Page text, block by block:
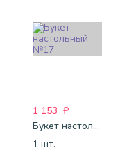
1 153 ₽
Букет настольный №17
1 шт.